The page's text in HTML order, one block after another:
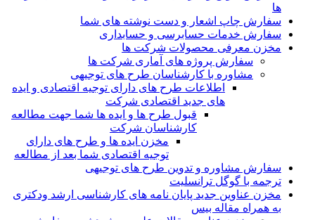
ها
سفارش چاپ اشعار و دست نوشته های شما
سفارش خدمات حسابرسی و حسابداری
مخزن معرفی محصولات شرکت ها
سفارش پروژه های آماری شرکت ها
مشاوره با کارشناسان طرح های توجیهی
اطلاعات طرح های دارای توجیه اقتصادی و ایده
های جدید اقتصادی شرکت
قبول طرح ها و ایده ها شما جهت مطالعه
کارشناسان شرکت
مخزن ایده ها و طرح های دارای
توجیه اقتصادی شما بعد از مطالعه
سفارش مشاوره و تدوین طرح های توجیهی
ترجمه با گوگل ترانسلیت
مخزن عناوین جدید پایان نامه های کارشناسی ارشد ودکتری
به همراه مقاله بیس